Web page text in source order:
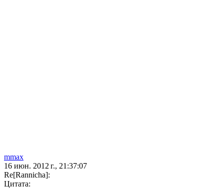
mmax
16 июн. 2012 г., 21:37:07
Re[Rannicha]:
Цитата: